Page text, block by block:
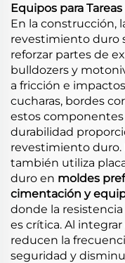
Equipos para
En la construcción,
revestimiento duro
reforzar partes de
bulldozers y
a fricción e
cucharas, bordes
estos
durabilidad
revestimiento duro.
también utiliza
duro en ​moldes
cimentación y
donde la
es crítica. Al
reducen la
seguridad y